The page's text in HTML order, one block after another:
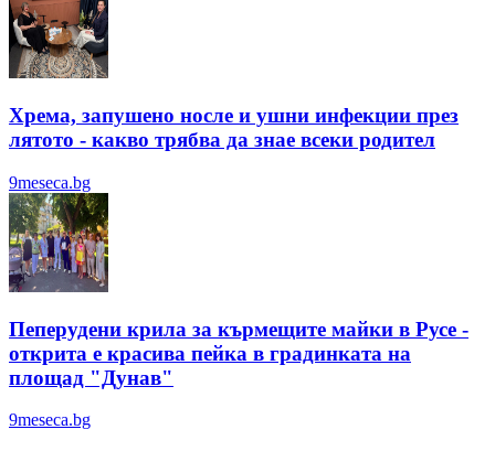
Хрема, запушено носле и ушни инфекции през
лятотo - какво трябва да знае всеки родител
9meseca.bg
Пеперудени крила за кърмещите майки в Русе -
открита е красива пейка в градинката на
площад "Дунав"
9meseca.bg